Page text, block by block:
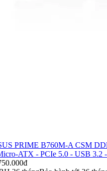
PRIME B760M-A CSM
ATX - PCIe 5.0 - USB 3.2